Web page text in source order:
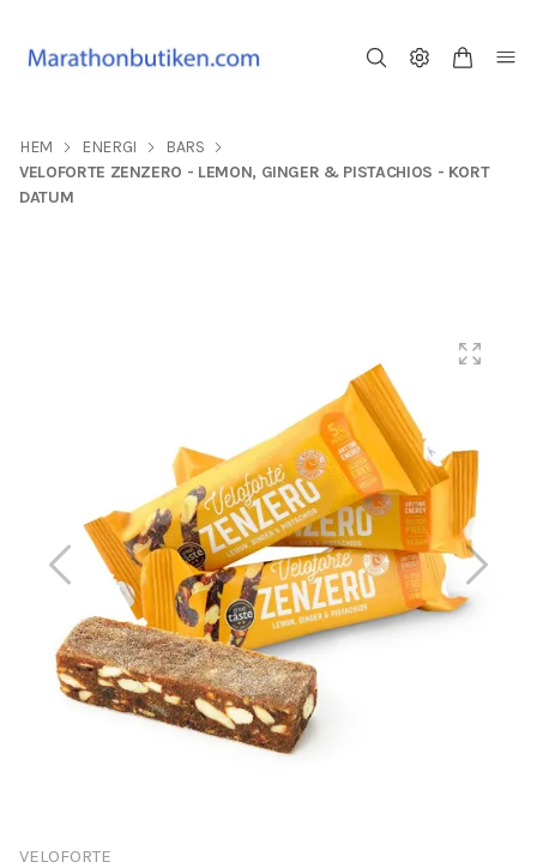
HEM ENERGI
BARS
VELOFORTE ZENZERO - LEMON, GINGER & PISTACHIOS - KORT
DATUM
VELOFORTE